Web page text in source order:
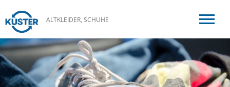
ALTKLEIDER, SCHUHE